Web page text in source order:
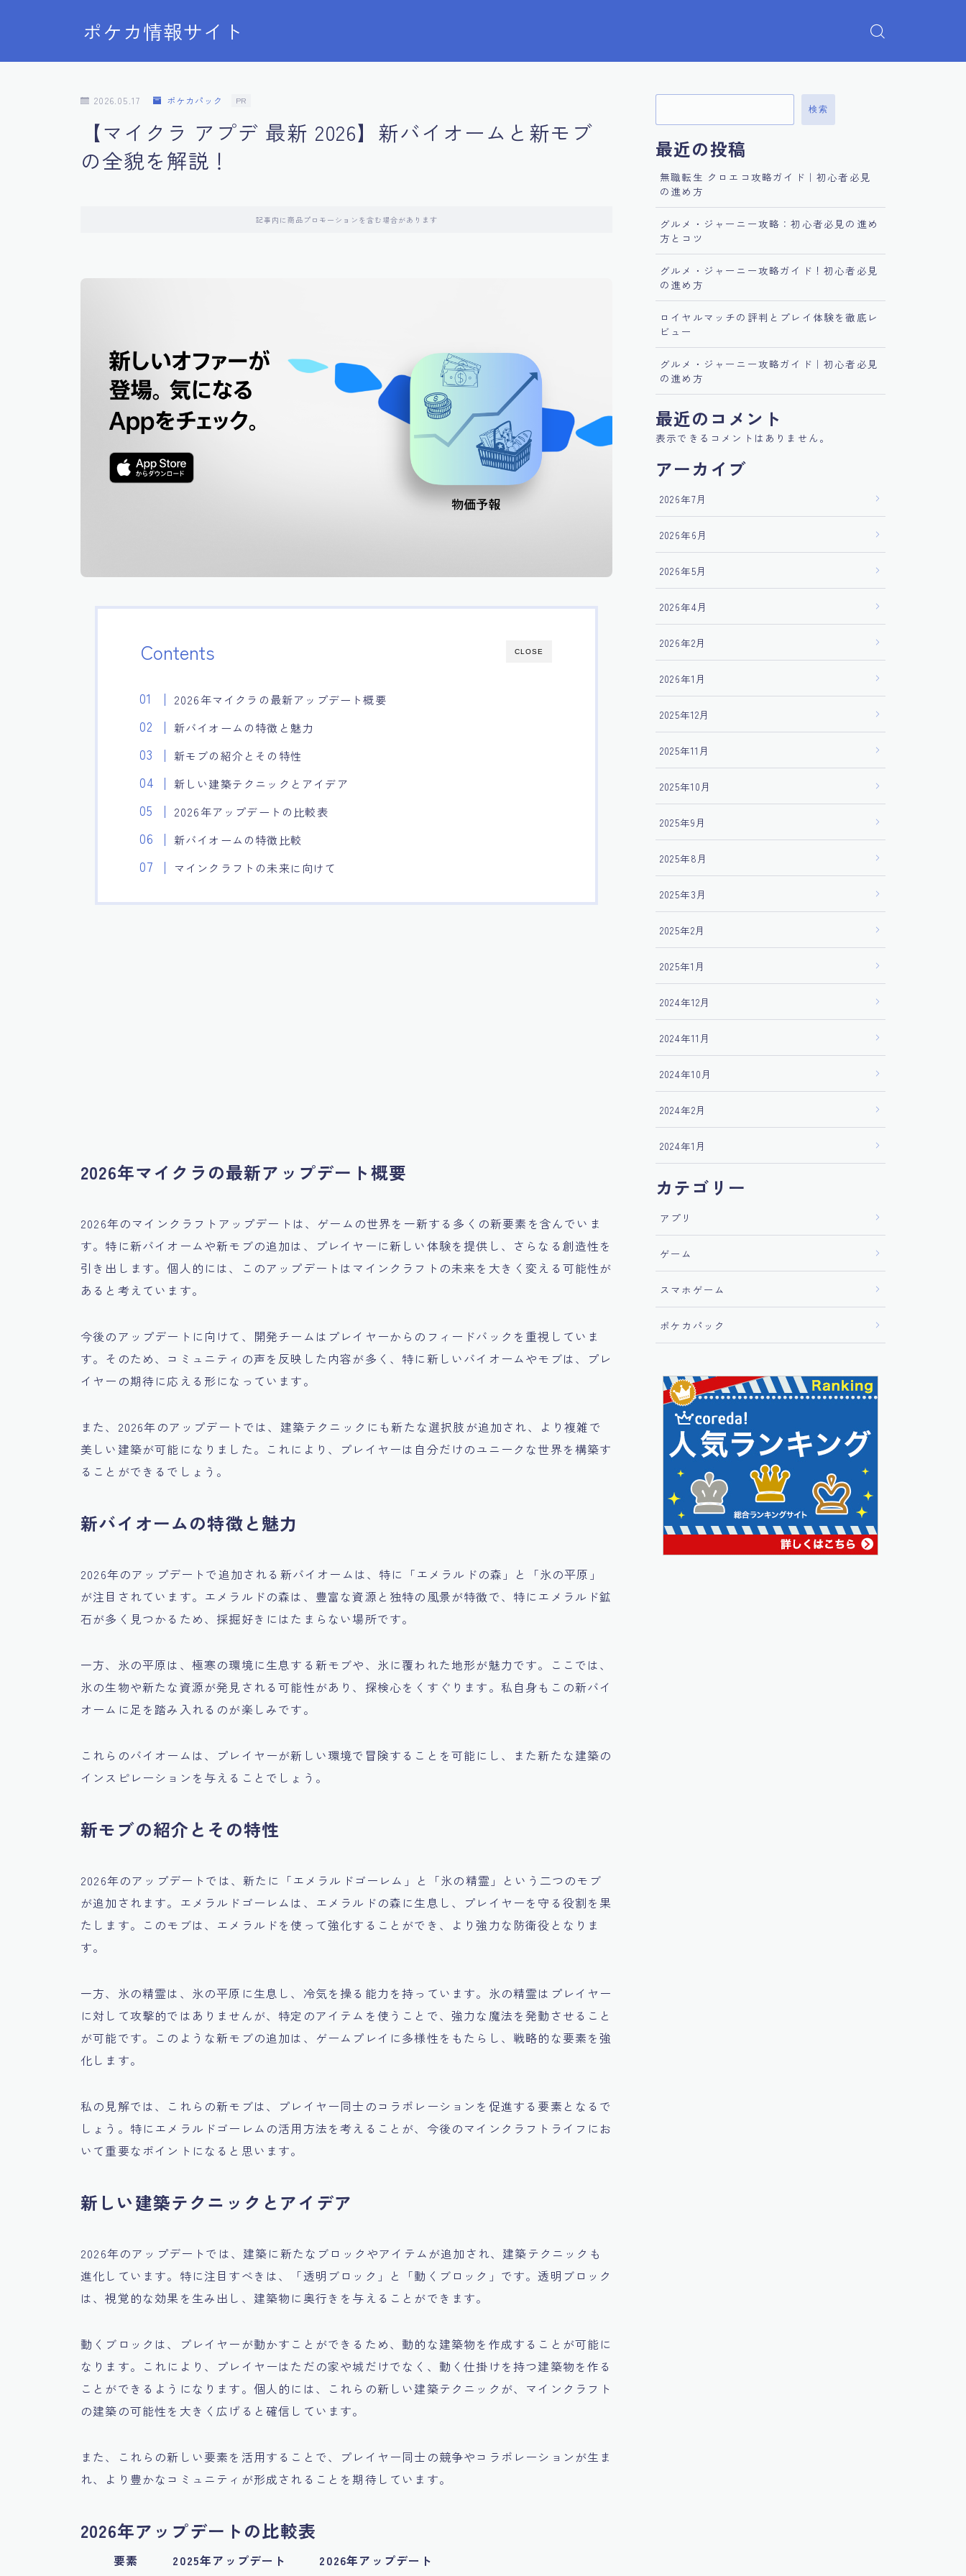
ポケカ情報サイト
2026.05.17 ポケカパック PR
【マイクラ アプデ 最新 2026】新バイオームと新モブ
の全貌を解説！
記事内に商品プロモーションを含む場合があります
CLOSE
Contents
2026年マイクラの最新アップデート概要
新バイオームの特徴と魅力
新モブの紹介とその特性
新しい建築テクニックとアイデア
2026年アップデートの比較表
新バイオームの特徴比較
マインクラフトの未来に向けて
2026年マイクラの最新アップデート概要
2026年のマインクラフトアップデートは、ゲームの世界を一新する多くの新要素を含んでいま
す。特に新バイオームや新モブの追加は、プレイヤーに新しい体験を提供し、さらなる創造性を
引き出します。個人的には、このアップデートはマインクラフトの未来を大きく変える可能性が
あると考えています。
今後のアップデートに向けて、開発チームはプレイヤーからのフィードバックを重視していま
す。そのため、コミュニティの声を反映した内容が多く、特に新しいバイオームやモブは、プレ
イヤーの期待に応える形になっています。
また、2026年のアップデートでは、建築テクニックにも新たな選択肢が追加され、より複雑で
美しい建築が可能になりました。これにより、プレイヤーは自分だけのユニークな世界を構築す
ることができるでしょう。
新バイオームの特徴と魅力
2026年のアップデートで追加される新バイオームは、特に「エメラルドの森」と「氷の平原」
が注目されています。エメラルドの森は、豊富な資源と独特の風景が特徴で、特にエメラルド鉱
石が多く見つかるため、採掘好きにはたまらない場所です。
一方、氷の平原は、極寒の環境に生息する新モブや、氷に覆われた地形が魅力です。ここでは、
氷の生物や新たな資源が発見される可能性があり、探検心をくすぐります。私自身もこの新バイ
オームに足を踏み入れるのが楽しみです。
これらのバイオームは、プレイヤーが新しい環境で冒険することを可能にし、また新たな建築の
インスピレーションを与えることでしょう。
新モブの紹介とその特性
2026年のアップデートでは、新たに「エメラルドゴーレム」と「氷の精霊」という二つのモブ
が追加されます。エメラルドゴーレムは、エメラルドの森に生息し、プレイヤーを守る役割を果
たします。このモブは、エメラルドを使って強化することができ、より強力な防衛役となりま
す。
一方、氷の精霊は、氷の平原に生息し、冷気を操る能力を持っています。氷の精霊はプレイヤー
に対して攻撃的ではありませんが、特定のアイテムを使うことで、強力な魔法を発動させること
が可能です。このような新モブの追加は、ゲームプレイに多様性をもたらし、戦略的な要素を強
化します。
私の見解では、これらの新モブは、プレイヤー同士のコラボレーションを促進する要素となるで
しょう。特にエメラルドゴーレムの活用方法を考えることが、今後のマインクラフトライフにお
いて重要なポイントになると思います。
新しい建築テクニックとアイデア
2026年のアップデートでは、建築に新たなブロックやアイテムが追加され、建築テクニックも
進化しています。特に注目すべきは、「透明ブロック」と「動くブロック」です。透明ブロック
は、視覚的な効果を生み出し、建築物に奥行きを与えることができます。
動くブロックは、プレイヤーが動かすことができるため、動的な建築物を作成することが可能に
なります。これにより、プレイヤーはただの家や城だけでなく、動く仕掛けを持つ建築物を作る
ことができるようになります。個人的には、これらの新しい建築テクニックが、マインクラフト
の建築の可能性を大きく広げると確信しています。
また、これらの新しい要素を活用することで、プレイヤー同士の競争やコラボレーションが生ま
れ、より豊かなコミュニティが形成されることを期待しています。
2026年アップデートの比較表
要素 2025年アップデート 2026年アップデート
検索
最近の投稿
無職転生 クロエコ攻略ガイド｜初心者必見
の進め方
グルメ・ジャーニー攻略：初心者必見の進め
方とコツ
グルメ・ジャーニー攻略ガイド！初心者必見
の進め方
ロイヤルマッチの評判とプレイ体験を徹底レ
ビュー
グルメ・ジャーニー攻略ガイド｜初心者必見
の進め方
最近のコメント
表示できるコメントはありません。
アーカイブ
2026年7月
2026年6月
2026年5月
2026年4月
2026年2月
2026年1月
2025年12月
2025年11月
2025年10月
2025年9月
2025年8月
2025年3月
2025年2月
2025年1月
2024年12月
2024年11月
2024年10月
2024年2月
2024年1月
カテゴリー
アプリ
ゲーム
スマホゲーム
ポケカパック